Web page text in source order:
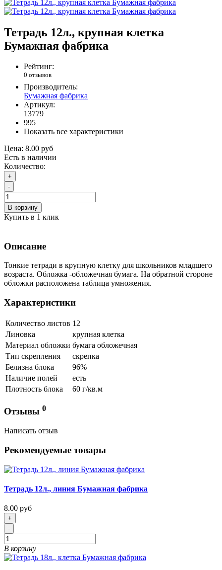
Тетрадь 12л., крупная клетка
Бумажная фабрика
Рейтинг:
0 отзывов
Производитель:
Бумажная фабрика
Артикул:
13779
995
Показать все характеристики
Цена: 8.00 руб
Есть в наличии
Количество:
+
-
В корзину
Купить в 1 клик
Описание
Тонкие тетради в крупную клетку для школьников младшего
возраста. Обложка -обложечная бумага. На обратной стороне
обложки расположена таблица умножения.
Характеристики
Количество листов 12
Линовка
крупная клетка
Материал обложки бумага обложечная
Тип скрепления
скрепка
Белизна блока
96%
Наличие полей
есть
Плотность блока
60 г/кв.м
Отзывы 0
Написать отзыв
Рекомендуемые товары
Тетрадь 12л., линия Бумажная фабрика
8.00 руб
+
-
В корзину